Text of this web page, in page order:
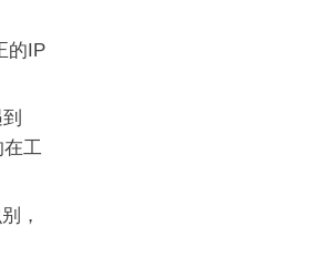
的IP
工
，